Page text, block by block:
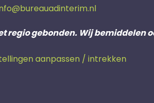
regio gebonden. Wij bemiddelen
aanpassen / intrekken